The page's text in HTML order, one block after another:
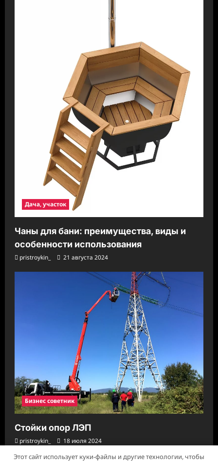
Дача, участок
Чаны для бани: преимущества, виды и
особенности использования
pristroykin_ 21 августа 2024
Бизнес советник
Стойки опор ЛЭП
pristroykin_ 18 июля 2024
Этот сайт использует куки-файлы и другие технологии, чтобы